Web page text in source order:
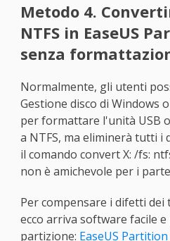
Metodo 4.
NTFS in EaseUS
senza
Normalmente, gli utenti
Gestione disco di Windows
per formattare l'unità USB o
a NTFS, ma eliminerà tutti i
il comando convert X: /fs:
non è amichevole per i
Per compensare i difetti
ecco arriva software facile
partizione: EaseUS